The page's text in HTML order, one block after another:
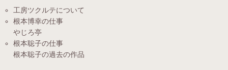
工房ツクルテについて
根本博幸の仕事
やじろ亭
根本聡子の仕事
根本聡子の過去の作品